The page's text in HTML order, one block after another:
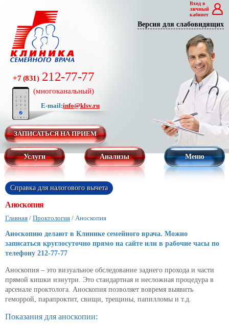
ЗАПИСАТЬСЯ НА ПРИЕМ
E-mail:info@klsv.ru
+7 (831)212-77-77
(многоканальный)
Версия для слабовидящих
Вход в
личный
кабинет
Услуги Анализы Меню
Справка для налогового вычета
Аноскопия
Главная / Проктология / Аноскопия
Аноскопию делают в Клинике семейного врача. Можно
записаться круглосуточно прямо на сайте или в рабочие часы по
телефону 212-77-77
Аноскопия – это визуальное обследование заднего прохода и части
прямой кишки изнутри. Это стандартная и несложная процедура в
арсенале проктолога. Аноскопия позволяет вовремя выявить
геморрой, парапроктит, свищи, трещины, папилломы и т.д.
Показания для аноскопии: